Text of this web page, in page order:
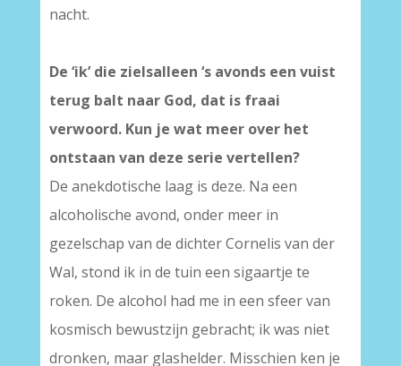
nacht.
De ‘ik’ die zielsalleen ‘s avonds een vuist
terug balt naar God, dat is fraai
verwoord. Kun je wat meer over het
ontstaan van deze serie vertellen?
De anekdotische laag is deze. Na een
alcoholische avond, onder meer in
gezelschap van de dichter Cornelis van der
Wal, stond ik in de tuin een sigaartje te
roken. De alcohol had me in een sfeer van
kosmisch bewustzijn gebracht; ik was niet
dronken, maar glashelder. Misschien ken je